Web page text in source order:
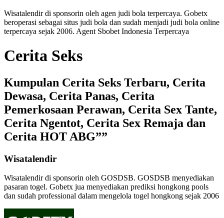
Wisatalendir di sponsorin oleh agen judi bola terpercaya. Gobetx
beroperasi sebagai situs judi bola dan sudah menjadi judi bola online
terpercaya sejak 2006. Agent Sbobet Indonesia Terpercaya
Cerita Seks
Kumpulan Cerita Seks Terbaru, Cerita
Dewasa, Cerita Panas, Cerita
Pemerkosaan Perawan, Cerita Sex Tante,
Cerita Ngentot, Cerita Sex Remaja dan
Cerita HOT ABG””
Wisatalendir
Wisatalendir di sponsorin oleh GOSDSB. GOSDSB menyediakan
pasaran togel. Gobetx jua menyediakan prediksi hongkong pools
dan sudah professional dalam mengelola togel hongkong sejak 2006